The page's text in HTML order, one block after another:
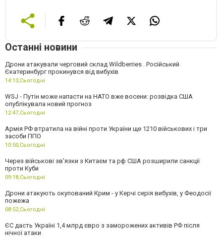
Останні новини
Дрони атакували черговий склад Wildberries . Російський
Єкатеринбург прокинувся від вибухів
14:13,Сьогодні
WSJ - Путін може напасти на НАТО вже восени: розвідка США
опублікувала новий прогноз
12:47,Сьогодні
Армія РФ втратила на війні проти України ще 1210 військових і три
засоби ППО
10:50,Сьогодні
Через військові зв'язки з Китаєм та рф США розширили санкції
проти Куби
09:18,Сьогодні
Дрони атакують окупований Крим - у Керчі серія вибухів, у Феодосії
пожежа
08:52,Сьогодні
ЄС дасть Україні 1,4 млрд євро з заморожених активів РФ після
нічної атаки